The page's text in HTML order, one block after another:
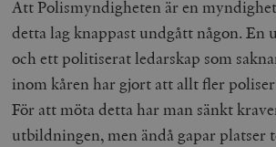
Att Polismyndigheten är en
detta lag knappast undgått någon. En
och ett politiserat ledarskap som
inom kåren har gjort att allt fler
För att möta detta har man sänkt
utbildningen, men ändå gapar platser